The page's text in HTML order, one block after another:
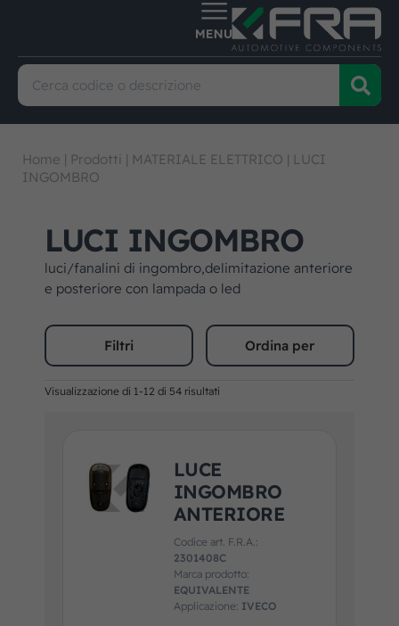
Home | Prodotti | MATERIALE ELETTRICO | LUCI
INGOMBRO
LUCI INGOMBRO
luci/fanalini di ingombro,delimitazione anteriore
e posteriore con lampada o led
Filtri Ordina per
Visualizzazione di 1-12 di 54 risultati
LUCE
INGOMBRO
ANTERIORE
Codice art. F.R.A.:
2301408C
Marca prodotto:
EQUIVALENTE
Applicazione: IVECO